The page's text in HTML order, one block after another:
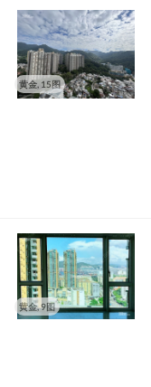
黄金, 15图
黄金, 9图